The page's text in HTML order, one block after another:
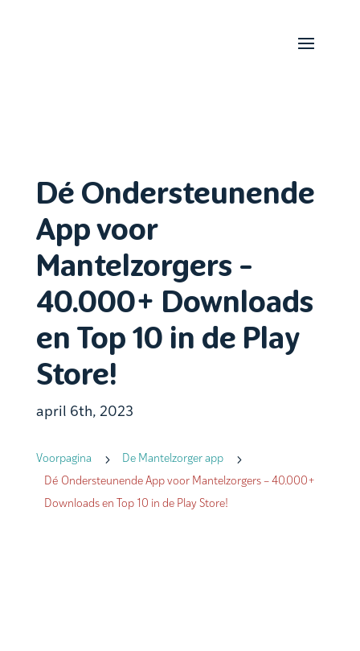
Dé Ondersteunende
App voor
Mantelzorgers –
40.000+ Downloads
en Top 10 in de Play
Store!
april 6th, 2023
Voorpagina 5 De Mantelzorger app 5
Dé Ondersteunende App voor Mantelzorgers – 40.000+
Downloads en Top 10 in de Play Store!